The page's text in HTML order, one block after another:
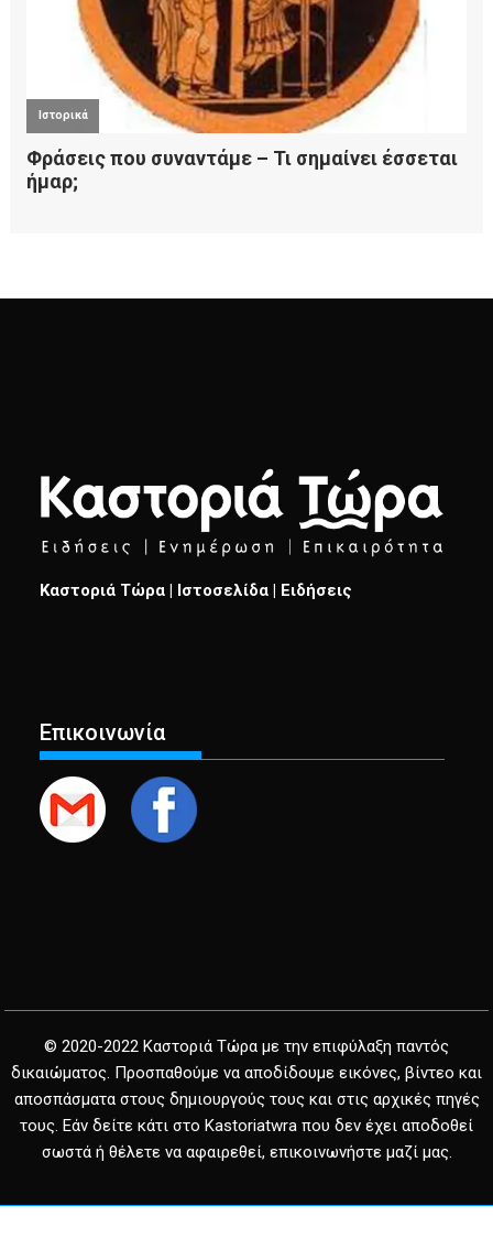
Καστοριά Τώρα | Ιστοσελίδα | Ειδήσεις
Επικοινωνία
© 2020-2022 Καστοριά Τώρα με την επιφύλαξη παντός
δικαιώματος. Προσπαθούμε να αποδίδουμε εικόνες, βίντεο και
αποσπάσματα στους δημιουργούς τους και στις αρχικές πηγές
τους. Εάν δείτε κάτι στο Kastoriatwra που δεν έχει αποδοθεί
σωστά ή θέλετε να αφαιρεθεί, επικοινωνήστε μαζί μας.